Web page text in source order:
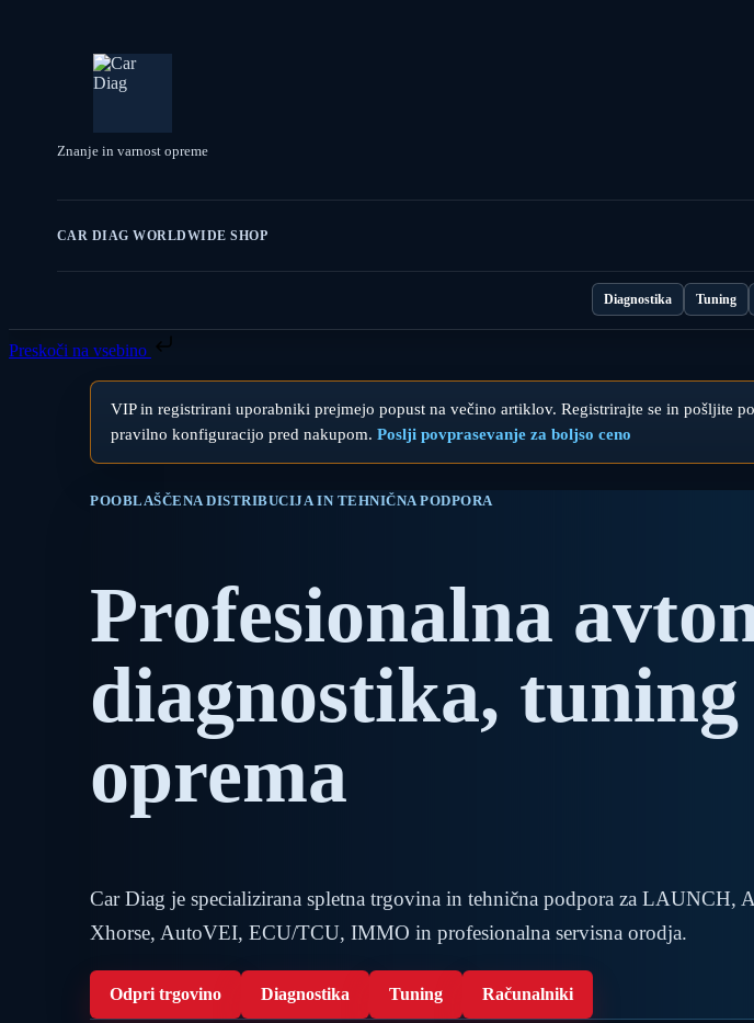
Znanje in varnost opreme
CAR DIAG WORLDWIDE SHOP
Diagnostika Tuning
Preskoči na vsebino
VIP in registrirani uporabniki prejmejo popust na večino artiklov. Registrirajte se in pošljite
pravilno konfiguracijo pred nakupom. Poslji povprasevanje za boljso ceno
POOBLAŠČENA DISTRIBUCIJA IN TEHNIČNA PODPORA
Profesionalna
diagnostika,
oprema
Car Diag je specializirana spletna trgovina in tehnična podpora za
Xhorse, AutoVEI, ECU/TCU, IMMO in profesionalna servisna orodja.
Odpri trgovino Diagnostika Tuning Računalniki